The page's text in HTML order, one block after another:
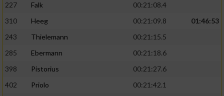
227
Falk
00:21:08.4
310
Heeg 00:21:09.8
01:46:53
243
Thielemann
00:21:15.5
285
Ebermann
00:21:18.6
398
Pistorius
00:21:27.6
402
Priolo
00:21:42.1